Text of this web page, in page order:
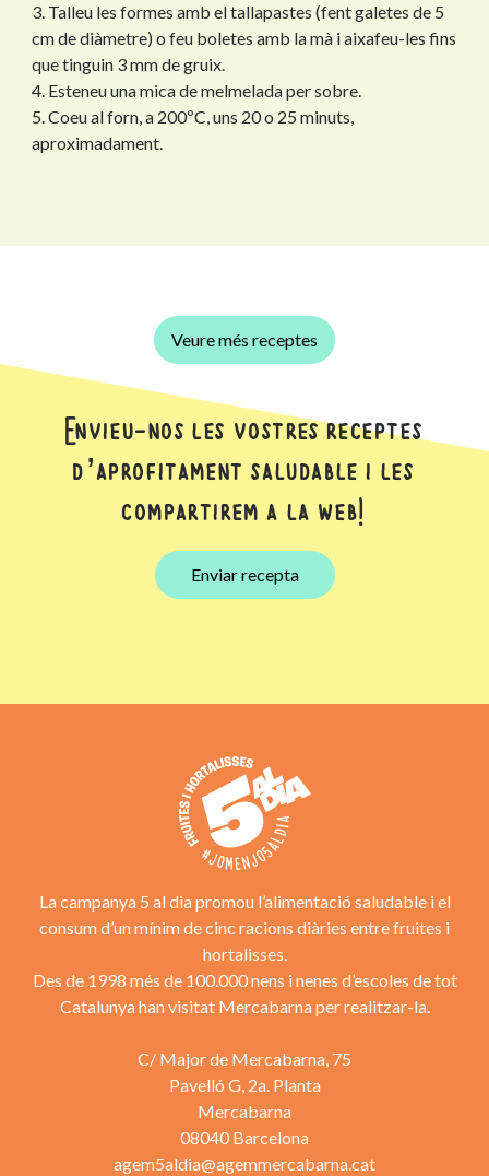
3. Talleu les formes amb el tallapastes (fent galetes de 5
cm de diàmetre) o feu boletes amb la mà i aixafeu-les fins
que tinguin 3 mm de gruix.
4. Esteneu una mica de melmelada per sobre.
5. Coeu al forn, a 200ºC, uns 20 o 25 minuts,
aproximadament.
Veure més receptes
Envieu-nos les vostres receptes
d’aprofitament saludable i les
compartirem a la web!
Enviar recepta
La campanya 5 al dia promou l’alimentació saludable i el
consum d’un mínim de cinc racions diàries entre fruites i
hortalisses.
Des de 1998 més de 100.000 nens i nenes d’escoles de tot
Catalunya han visitat Mercabarna per realitzar-la.
C/ Major de Mercabarna, 75
Pavelló G, 2a. Planta
Mercabarna
08040 Barcelona
agem5aldia@agemmercabarna.cat